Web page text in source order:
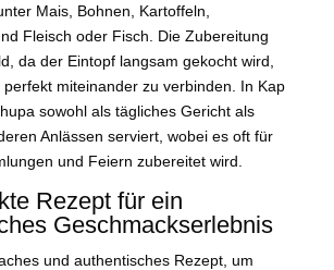
Mais, Bohnen, Kartoffeln,
Fleisch oder Fisch. Die Zubereitung
da der Eintopf langsam gekocht wird,
perfekt miteinander zu verbinden. In Kap
sowohl als tägliches Gericht als
Anlässen serviert, wobei es oft für
und Feiern zubereitet wird.
Rezept für ein
Geschmackserlebnis
und authentisches Rezept, um